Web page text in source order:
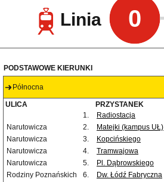
Linia 0
PODSTAWOWE KIERUNKI
Północna
ULICA PRZYSTANEK
1.
Radiostacja
Narutowicza
2. Matejki (kampus UŁ)
Narutowicza
3. Kopcińskiego
Narutowicza
4. Tramwajowa
Narutowicza
5. Pl. Dąbrowskiego
Rodziny Poznańskich
6. Dw. Łódź Fabryczna